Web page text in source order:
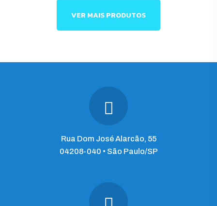
VER MAIS PRODUTOS
Rua Dom José Alarcão, 55
04208-040 • São Paulo/SP